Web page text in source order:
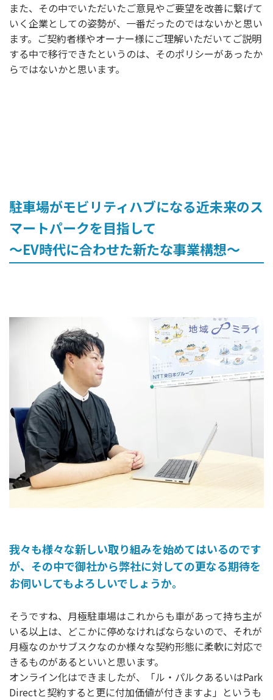
また、その中でいただいたご意見やご要望を改善に繋げて
いく企業としての姿勢が、一番だったのではないかと思い
ます。ご契約者様やオーナー様にご理解いただいてご説明
する中で移行できたというのは、そのポリシーがあったか
らではないかと思います。
駐車場がモビリティハブになる近未来のス
マートパークを目指して
〜EV時代に合わせた新たな事業構想〜
我々も様々な新しい取り組みを始めてはいるのです
が、その中で御社から弊社に対しての更なる期待を
お伺いしてもよろしいでしょうか。
そうですね、月極駐車場はこれからも車があって持ち主が
いる以上は、どこかに停めなければならないので、それが
月極なのかサブスクなのか様々な契約形態に柔軟に対応で
きるものがあるといいと思います。
オンライン化はできましたが、「ル・パルクあるいはPark
Directと契約すると更に付加価値が付きますよ」というも